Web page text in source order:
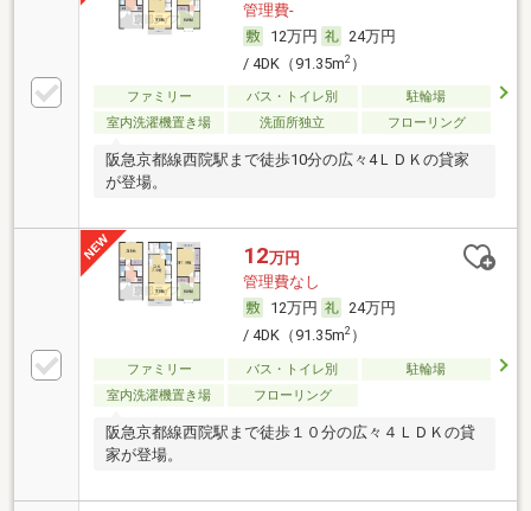
管理費-
12万円
24万円
/ 4DK（91.35m2）
ファミリー バス・トイレ別
駐輪場
室内洗濯機置き場
洗面所独立 フローリング
阪急京都線西院駅まで徒歩10分の広々4ＬＤＫの貸家
が登場。
12万円
管理費なし
12万円
24万円
/ 4DK（91.35m2）
ファミリー バス・トイレ別
駐輪場
室内洗濯機置き場
フローリング
阪急京都線西院駅まで徒歩１０分の広々４ＬＤＫの貸
家が登場。